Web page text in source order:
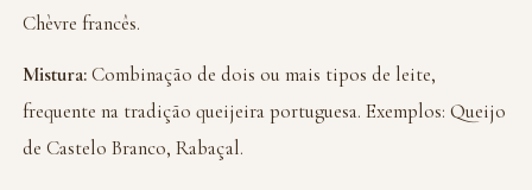
Chèvre francês.
Mistura:Combinação de dois ou mais tipos de leite,
frequente na tradição queijeira portuguesa. Exemplos: Queijo
de Castelo Branco, Rabaçal.